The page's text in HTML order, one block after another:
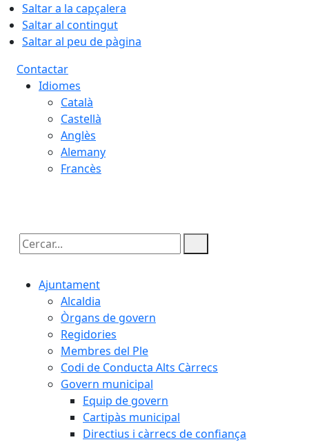
Saltar a la capçalera
Saltar al contingut
Saltar al peu de pàgina
Contactar
Idiomes
Català
Castellà
Anglès
Alemany
Francès
Cercar:
Ajuntament
Alcaldia
Òrgans de govern
Regidories
Membres del Ple
Codi de Conducta Alts Càrrecs
Govern municipal
Equip de govern
Cartipàs municipal
Directius i càrrecs de confiança